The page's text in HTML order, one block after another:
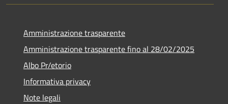
Amministrazione trasparente
Amministrazione trasparente fino al 28/02/2025
Albo Pr/etorio
Informativa privacy
Note legali